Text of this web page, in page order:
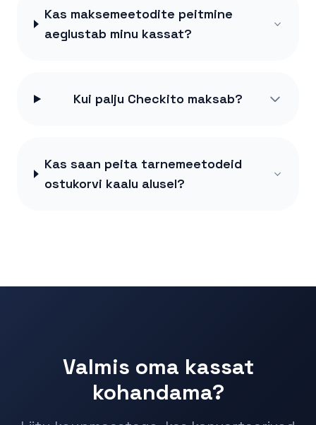
Kas maksemeetodite peitmine
aeglustab minu kassat?
Kui palju Checkito maksab?
Kas saan peita tarnemeetodeid
ostukorvi kaalu alusel?
Valmis oma kassat
kohandama?